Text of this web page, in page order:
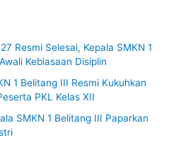
Resmi Selesai, Kepala SMKN 1
Kebiasaan Disiplin
1 Belitang III Resmi Kukuhkan
PKL Kelas XII
SMKN 1 Belitang III Paparkan